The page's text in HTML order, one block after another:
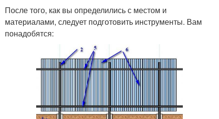
После того, как вы определились с местом и
материалами, следует подготовить инструменты. Вам
понадобятся: